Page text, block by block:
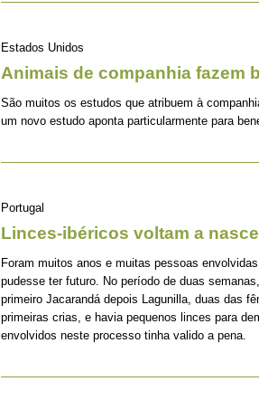
Estados Unidos
Animais de companhia fazem
São muitos os estudos que atribuem à
um novo estudo aponta particularmente para
Portugal
Linces-ibéricos voltam a
Foram muitos anos e muitas pessoas
pudesse ter futuro. No período de duas
primeiro Jacarandá depois Lagunilla, duas das
primeiras crias, e havia pequenos linces para
envolvidos neste processo tinha valido a pena.